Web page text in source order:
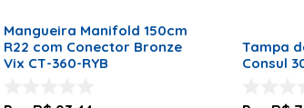
Mangueira Manifold 150cm
R22 com Conector Bronze
Vix CT-360-RYB
Tampa
Consul